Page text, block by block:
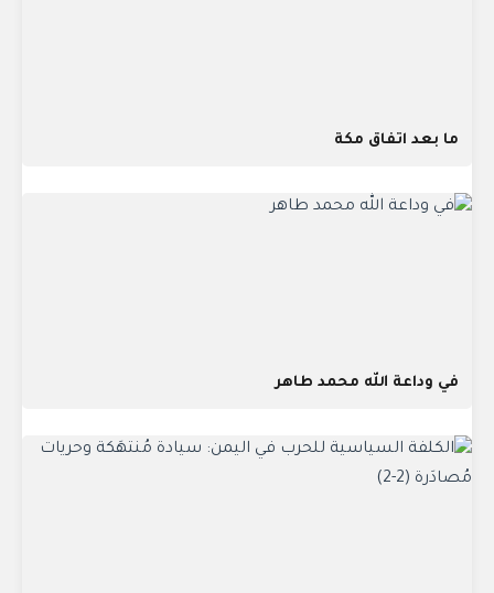
ما بعد اتفاق مكة
في وداعة الله محمد طاهر